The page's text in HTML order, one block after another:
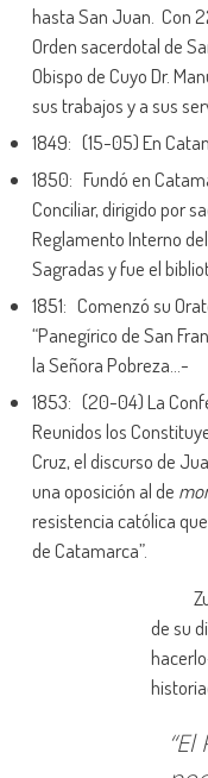
hasta San Juan. Con
Orden sacerdotal de
Obispo de Cuyo Dr.
sus trabajos y a sus
1849: (15-05) En
1850: Fundó en
Conciliar, dirigido por
Reglamento Interno
Sagradas y fue el
1851: Comenzó su
“Panegírico de San
la Señora Pobreza…-
1853: (20-04) La
Reunidos los
Cruz, el discurso de
una oposición al de
resistencia católica
de Catamarca”.
de su